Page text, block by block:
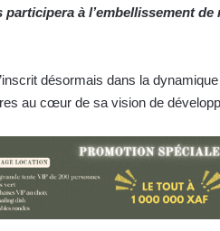
à l’embellissement
désormais dans la
au cœur de sa vision de